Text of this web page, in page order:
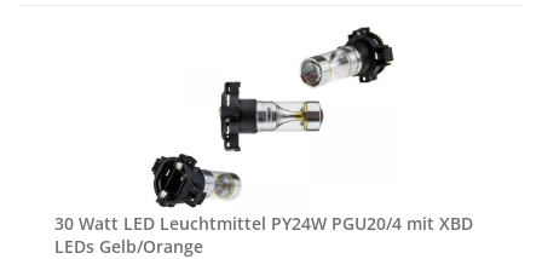
30 Watt LED Leucht­mit­tel PY24W PGU20/4 mit XBD
LEDs Gelb/Oran­ge